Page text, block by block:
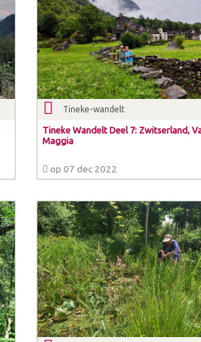
Tineke-wandelt
Tineke Wandelt Deel 7: Zwitserland,
Maggia
op 07 dec 2022